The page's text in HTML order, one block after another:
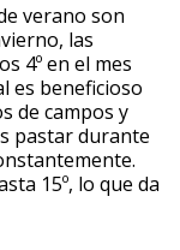
verano son
las
4º en el mes
es beneficioso
de campos y
pastar durante
15º, lo que da